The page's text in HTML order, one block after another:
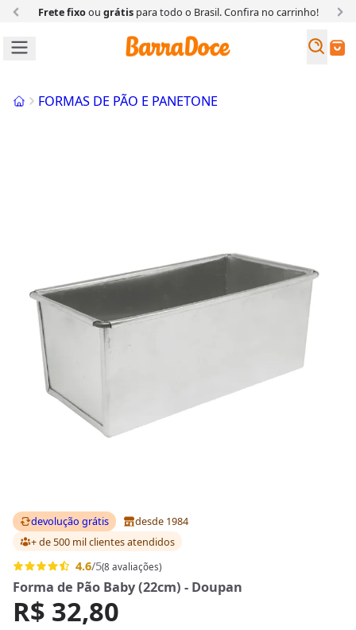
Frete fixoou grátispara todo o Brasil. Confira no carrinho!
Buscar
InícioFORMAS DE PÃO E PANETONE
devolução grátis
desde 1984
+ de 500 mil clientesatendidos
4.6/5(8 avaliações)
Forma de Pão Baby (22cm) - Doupan
R$ 32,80